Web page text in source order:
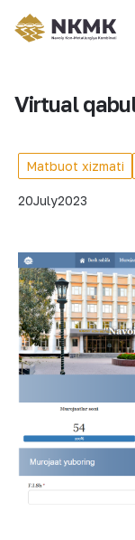
Virtual
Matbuot xizmati
20July2023